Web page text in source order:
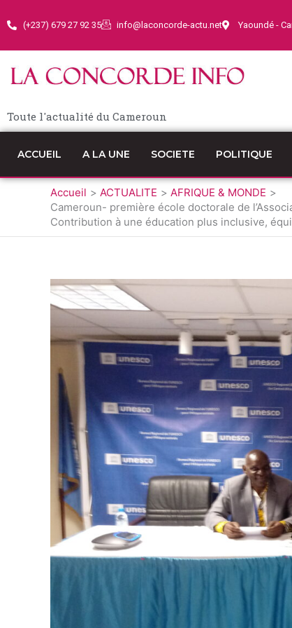
au
(+237) 679 27 92 35 info@laconcorde-actu.net Yaoundé -
Toute l'actualité du Cameroun
ACCUEIL A LA UNE SOCIETE POLITIQUE
Accueil ACTUALITE
AFRIQUE & MONDE
Cameroun- première école doctorale de
Contribution à une éducation plus inclusive,